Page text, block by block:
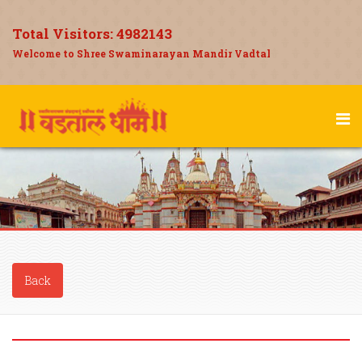
Total Visitors:4982143
Welcome to Shree Swaminarayan Mandir Vadtal
Back